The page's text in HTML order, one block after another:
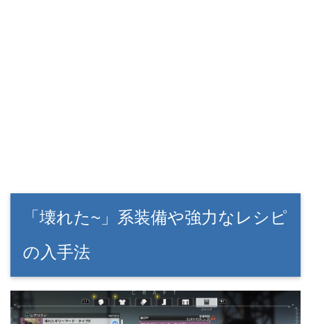
「壊れた~」系装備や強力なレシピ
の入手法